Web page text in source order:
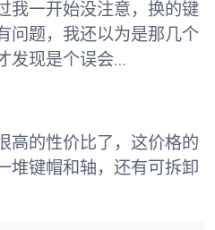
我一开始没注意，换的键
问题，我还以为是那几个
发现是个误会…
高的性价比了，这价格的
堆键帽和轴，还有可拆卸